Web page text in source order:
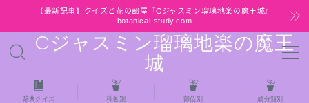
【最新記事】クイズと花の部屋『Cジャスミン瑠璃地楽の魔王城』
botanical-study.com
Cジャスミン瑠璃地楽の魔王
城
MENU
HOME
辞典クイズ 科名別 部位別 成分類別